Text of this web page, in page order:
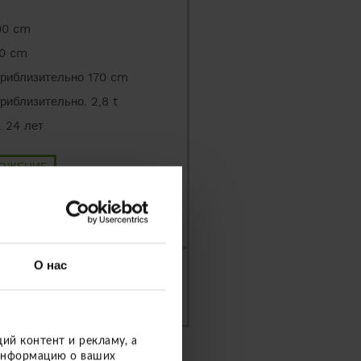
О нас
контент и рекламу, а
о ваших
cm
cm
170 cm
2,8 t
24 лет
высотой 700